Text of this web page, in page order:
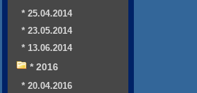
* 25.04.2014
* 23.05.2014
* 13.06.2014
* 2016
* 20.04.2016